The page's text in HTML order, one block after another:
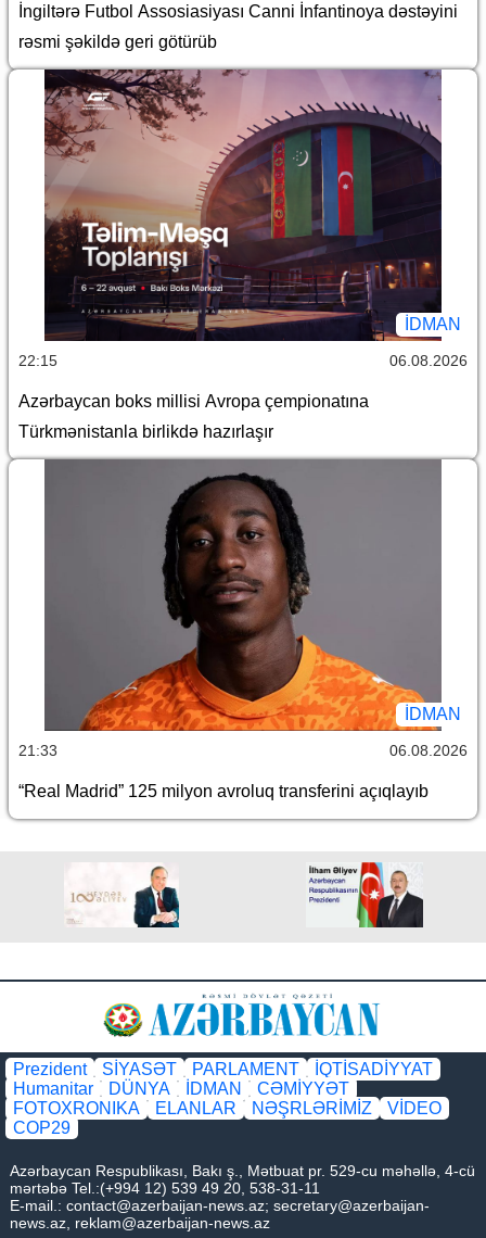
İngiltərə Futbol Assosiasiyası Canni İnfantinoya dəstəyini
rəsmi şəkildə geri götürüb
İDMAN
22:15 06.08.2026
Azərbaycan boks millisi Avropa çempionatına
Türkmənistanla birlikdə hazırlaşır
İDMAN
21:33 06.08.2026
“Real Madrid” 125 milyon avroluq transferini açıqlayıb
Prezident SİYASƏT PARLAMENT
İQTİSADİYYAT
Humanitar
DÜNYA İDMAN
CƏMİYYƏT
FOTOXRONIKA
ELANLAR NƏŞRLƏRİMİZ
VİDEO
COP29
Azərbaycan Respublikası, Bakı ş., Mətbuat pr. 529-cu məhəllə, 4-cü
mərtəbə Tel.:(+994 12) 539 49 20, 538-31-11
E-mail.: contact@azerbaijan-news.az; secretary@azerbaijan-
news.az reklam@azerbaijan-news.az